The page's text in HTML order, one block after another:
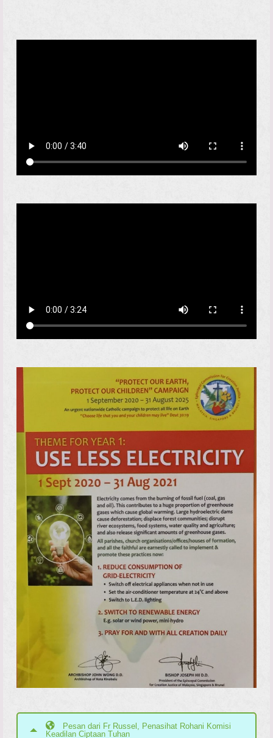
Pesan dari Fr Russel, Penasihat Rohani Komisi
Keadilan Ciptaan Tuhan